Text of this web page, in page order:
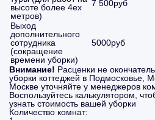
высоте более 4ех
метров)
7 500руб
Выход
дополнительного
сотрудника
(сокращение
времени уборки)
5000руб
Внимание! Расценки не
уборки коттеджей в Подмосковье,
Москве уточняйте у менеджеров
Воспользуйтесь калькулятором,
узнать стоимость вашей уборки
Количество комнат: